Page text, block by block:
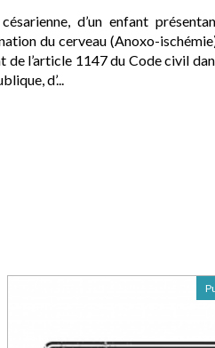
d’un enfant
du cerveau (Anoxo-
de l’article 1147 du Code civil
d’...